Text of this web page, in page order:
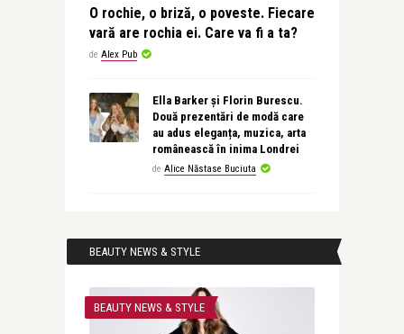
O rochie, o briză, o poveste. Fiecare
vară are rochia ei. Care va fi a ta?
de Alex Pub
Ella Barker și Florin Burescu.
Două prezentări de modă care
au adus eleganța, muzica, arta
românească în inima Londrei
de Alice Năstase Buciuta
BEAUTY NEWS & STYLE
BEAUTY NEWS & STYLE